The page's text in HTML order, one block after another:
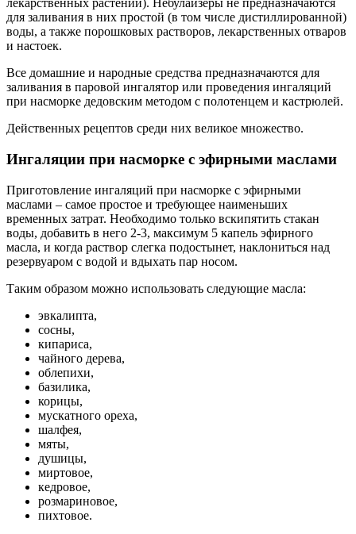
лекарственных растений). Небулайзеры не предназначаются
для заливания в них простой (в том числе дистиллированной)
воды, а также порошковых растворов, лекарственных отваров
и настоек.
Все домашние и народные средства предназначаются для
заливания в паровой ингалятор или проведения ингаляций
при насморке дедовским методом с полотенцем и кастрюлей.
Действенных рецептов среди них великое множество.
Ингаляции при насморке с эфирными маслами
Приготовление ингаляций при насморке с эфирными
маслами – самое простое и требующее наименьших
временных затрат. Необходимо только вскипятить стакан
воды, добавить в него 2-3, максимум 5 капель эфирного
масла, и когда раствор слегка подостынет, наклониться над
резервуаром с водой и вдыхать пар носом.
Таким образом можно использовать следующие масла:
эвкалипта,
сосны,
кипариса,
чайного дерева,
облепихи,
базилика,
корицы,
мускатного ореха,
шалфея,
мяты,
душицы,
миртовое,
кедровое,
розмариновое,
пихтовое.